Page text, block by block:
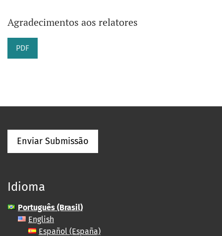
Agradecimentos aos relatores
PDF
Enviar Submissão
Idioma
Português (Brasil)
English
Español (España)